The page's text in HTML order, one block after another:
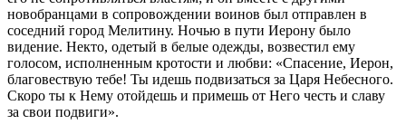
новобранцами в сопровождении воинов был отправлен в
соседний город Мелитину. Ночью в пути Иерону было
видение. Некто, одетый в белые одежды, возвестил ему
голосом, исполненным кротости и любви: «Спасение, Иерон,
благовествую тебе! Ты идешь подвизаться за Царя Небесного.
Скоро ты к Нему отойдешь и примешь от Него честь и славу
за свои подвиги».